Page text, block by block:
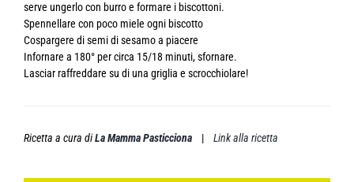
serve ungerlo con burro e formare i biscottoni.
Spennellare con poco miele ogni biscotto
Cospargere di semi di sesamo a piacere
Infornare a 180° per circa 15/18 minuti, sfornare.
Lasciar raffreddare su di una griglia e scrocchiolare!
Ricetta a cura diLa Mamma Pasticciona| Link alla ricetta